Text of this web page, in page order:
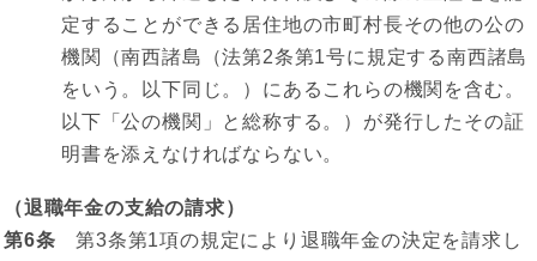
定することができる居住地の市町村長その他の公の
機関（南西諸島（法第2条第1号に規定する南西諸島
をいう。以下同じ。）にあるこれらの機関を含む。
以下「公の機関」と総称する。）が発行したその証
明書を添えなければならない。
（退職年金の支給の請求）
第6条 第3条第1項の規定により退職年金の決定を請求し